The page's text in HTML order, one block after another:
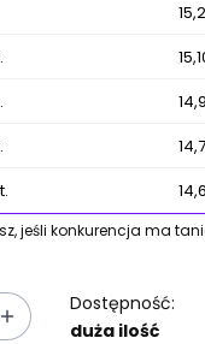
jeśli konkurencja ma
Dostępność:
duża ilość